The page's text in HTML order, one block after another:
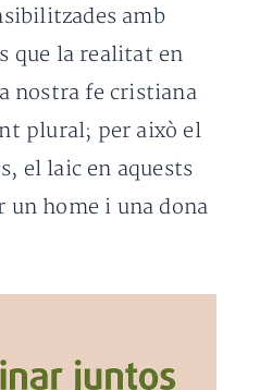
amb
que la realitat en
nostra fe cristiana
plural; per això el
el laic en aquests
un home i una dona